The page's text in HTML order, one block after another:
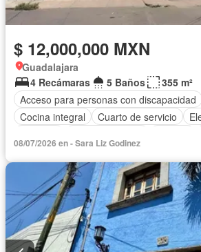
$ 12,000,000 MXN
Guadalajara
4 Recámaras
5 Baños
355 m²
Acceso para personas con discapacidad
Cocina integral
Cuarto de servicio
Sin amueblar
08/07/2026 en - Sara Liz Godinez